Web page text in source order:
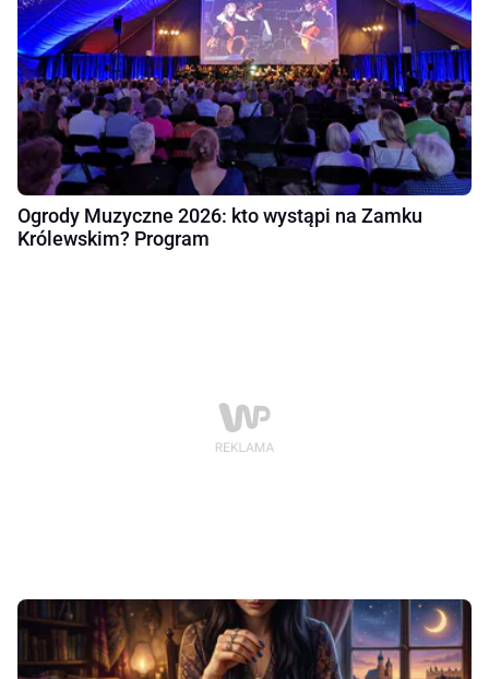
Ogrody Muzyczne 2026: kto wystąpi na Zamku
Królewskim? Program